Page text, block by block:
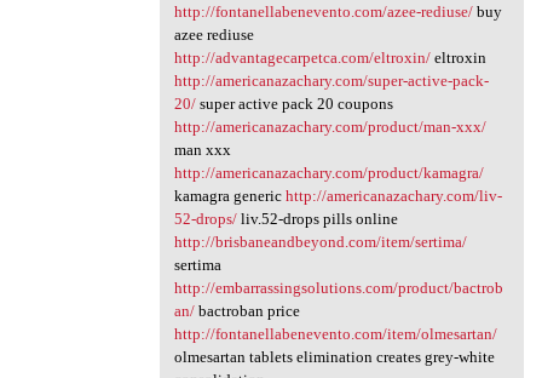
http://fontanellabenevento.com/azee-rediuse/buy
azee rediuse
http://advantagecarpetca.com/eltroxin/eltroxin
http://americanazachary.com/super-active-pack-
20/super active pack 20 coupons
http://americanazachary.com/product/man-xxx/
man xxx
http://americanazachary.com/product/kamagra/
kamagra generic http://americanazachary.com/liv-
52-drops/liv.52-drops pills online
http://brisbaneandbeyond.com/item/sertima/
sertima
http://embarrassingsolutions.com/product/bactrob
an/bactroban price
http://fontanellabenevento.com/item/olmesartan/
olmesartan tablets elimination creates grey-white